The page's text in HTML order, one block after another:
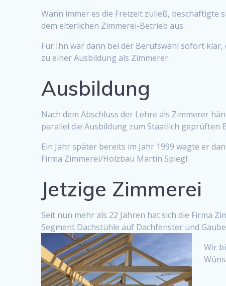
Wann immer esdie Freizeit zuließ, beschäftigte
dem elterlichen Zimmerei-Betrieb aus.
Für Ihn war dann bei der Berufswahl sofort
zu einer Ausbildung als Zimmerer.
Ausbildung
Nach dem Abschluss der Lehre als Zimmerer
parallel die Ausbildung zum Staatlich geprüften
Ein Jahr später bereits im Jahr 1999 wagte er
Firma Zimmerei/Holzbau Martin Spiegl.
Jetzige Zimmerei
Seit nun mehr als 22 Jahren hat sich die Firma
Segment Dachstühle auf Dachfenster und
Wir